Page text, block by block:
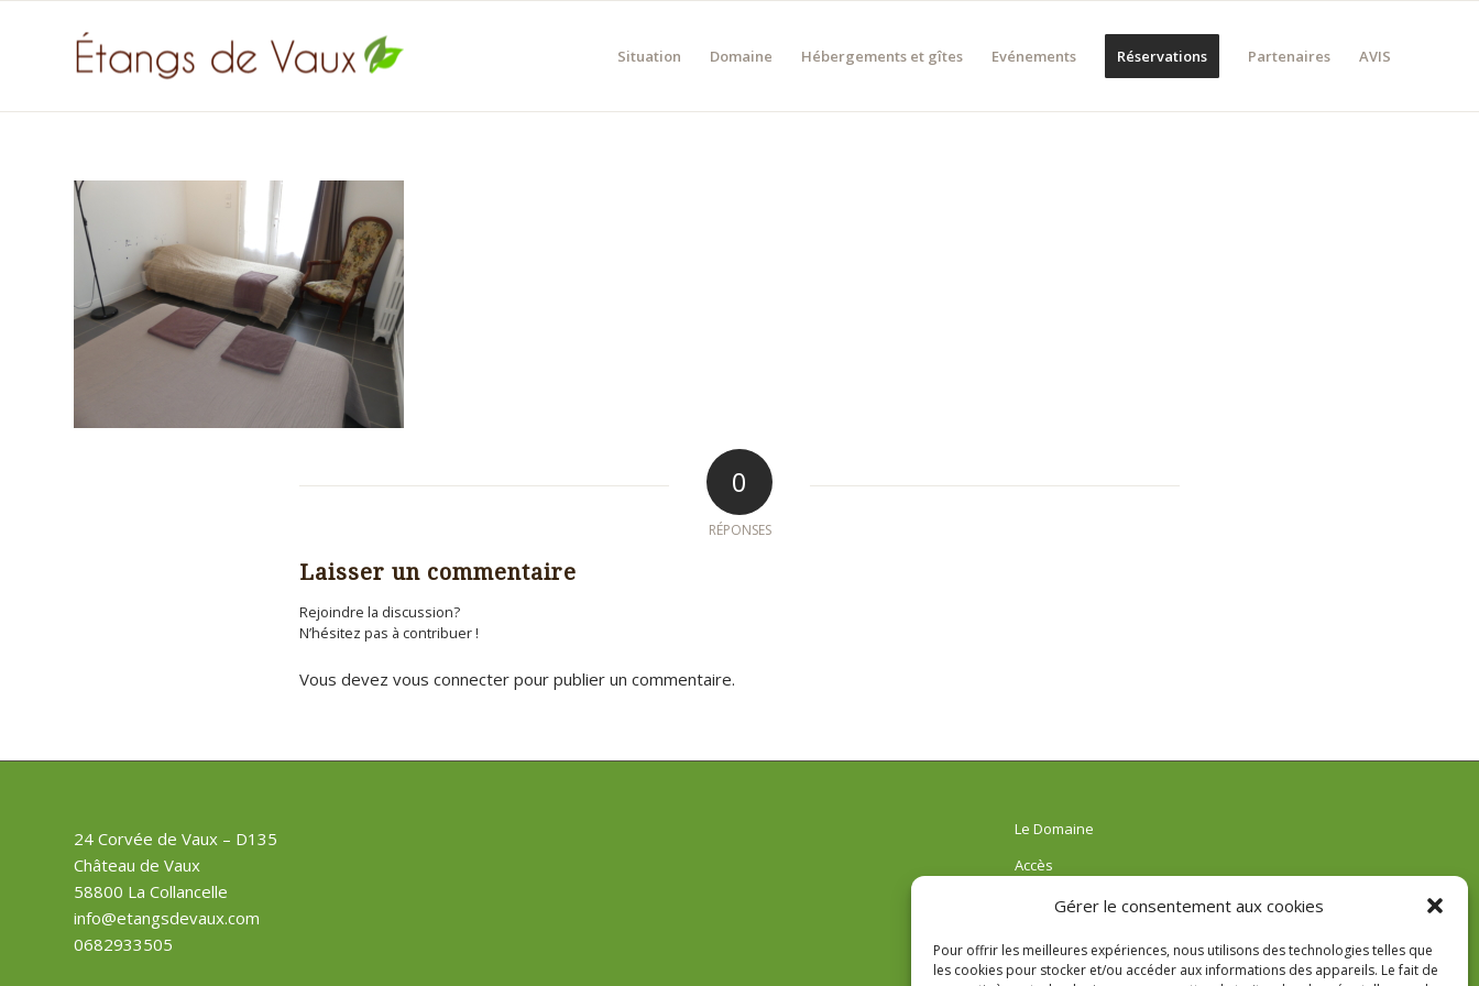
Gérer le consentement aux cookies
Pour offrir les meilleures expériences, nous utilisons des technologies telles que
les cookies pour stocker et/ou accéder aux informations des appareils. Le fait de
Situation Domaine Hébergements et gîtes Evénements Réservations Partenaires AVIS
0
RÉPONSES
Laisser un commentaire
Rejoindre la discussion?
N’hésitez pas à contribuer !
Vous devez vous connecter pour publier un commentaire.
24 Corvée de Vaux – D135
Château de Vaux
58800 La Collancelle
info@etangsdevaux.com
0682933505
Le Domaine
Accès
Réservations